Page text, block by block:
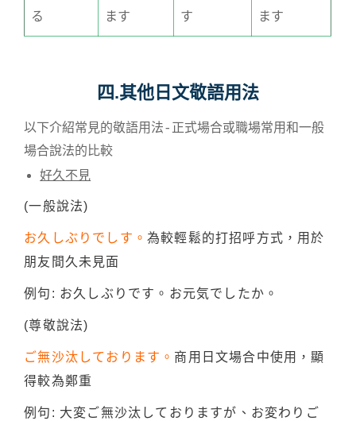
る
ます
す
ます
四.其他日文敬語用法
以下介紹常見的敬語用法-正式場合或職場常用和一般
場合說法的比較
好久不見
(一般說法)
お久しぶりでしす。為較輕鬆的打招呼方式，用於
朋友間久未見面
例句: お久しぶりです。お元気でしたか。
(尊敬說法)
ご無沙汰しております。 商用日文場合中使用，顯
得較為鄭重
例句: 大変ご無沙汰しておりますが、お変わりご